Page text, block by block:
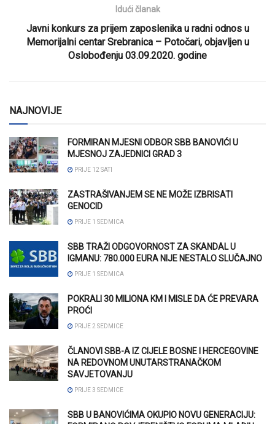
Idući članak
Javni konkurs za prijem zaposlenika u radni odnos u
Memorijalni centar Srebranica – Potočari, objavljen u
Oslobođenju 03.09.2020. godine
NAJNOVIJE
FORMIRAN MJESNI ODBOR SBB BANOVIĆI U
MJESNOJ ZAJEDNICI GRAD 3
PRIJE 12 SATI
ZASTRAŠIVANJEM SE NE MOŽE IZBRISATI
GENOCID
PRIJE 1 SEDMICA
SBB TRAŽI ODGOVORNOST ZA SKANDAL U
IGMANU: 780.000 EURA NIJE NESTALO SLUČAJNO
PRIJE 1 SEDMICA
POKRALI 30 MILIONA KM I MISLE DA ĆE PREVARA
PROĆI
PRIJE 2 SEDMICE
ČLANOVI SBB-A IZ CIJELE BOSNE I HERCEGOVINE
NA REDOVNOM UNUTARSTRANAČKOM
SAVJETOVANJU
PRIJE 3 SEDMICE
SBB U BANOVIĆIMA OKUPIO NOVU GENERACIJU: